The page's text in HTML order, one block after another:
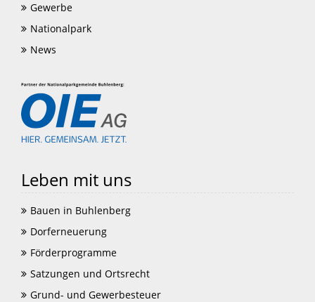
Gewerbe
Nationalpark
News
Leben mit uns
Bauen in Buhlenberg
Dorferneuerung
Förderprogramme
Satzungen und Ortsrecht
Grund- und Gewerbesteuer